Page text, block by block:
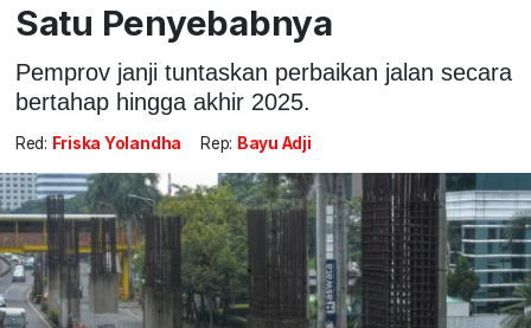
Satu Penyebabnya
Pemprov janji tuntaskan perbaikan jalan secara
bertahap hingga akhir 2025.
Red: Friska Yolandha Rep: Bayu Adji